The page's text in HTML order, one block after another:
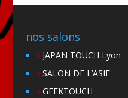
nos salons
JAPAN TOUCH Lyon
SALON DE L’ASIE
GEEKTOUCH